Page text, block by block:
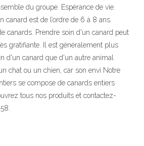
du groupe. Espérance de vie.
canard est de l’ordre de 6 à 8 ans.
canards. Prendre soin d'un canard peut
gratifiante. Il est généralement plus
d'un canard que d'un autre animal
chat ou un chien, car son envi Notre
se compose de canards entiers
tous nos produits et contactez-